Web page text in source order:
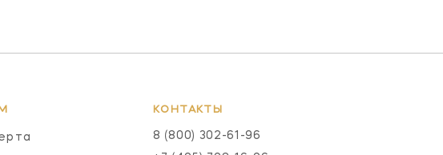
КОНТАКТЫ
8 (800) 302-61-96